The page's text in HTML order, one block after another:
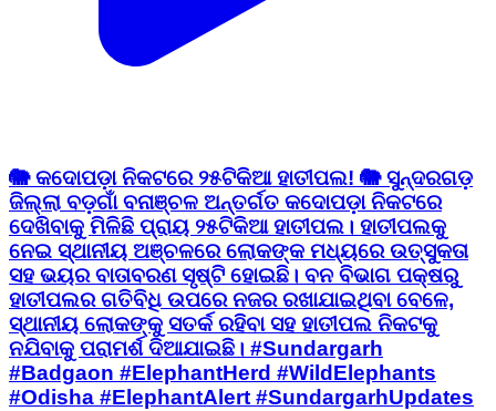
🐘 କଦୋପଡ଼ା ନିକଟରେ ୨୫ଟିକିଆ ହାତୀପଲ! 🐘 ସୁନ୍ଦରଗଡ଼
ଜିଲ୍ଲା ବଡ଼ଗାଁ ବନାଞ୍ଚଳ ଅନ୍ତର୍ଗତ କଦୋପଡ଼ା ନିକଟରେ
ଦେଖିବାକୁ ମିଳିଛି ପ୍ରାୟ ୨୫ଟିକିଆ ହାତୀପଲ। ହାତୀପଲକୁ
ନେଇ ସ୍ଥାନୀୟ ଅଞ୍ଚଳରେ ଲୋକଙ୍କ ମଧ୍ୟରେ ଉତ୍ସୁକତା
ସହ ଭୟର ବାତାବରଣ ସୃଷ୍ଟି ହୋଇଛି। ବନ ବିଭାଗ ପକ୍ଷରୁ
ହାତୀପଲର ଗତିବିଧି ଉପରେ ନଜର ରଖାଯାଇଥିବା ବେଳେ,
ସ୍ଥାନୀୟ ଲୋକଙ୍କୁ ସତର୍କ ରହିବା ସହ ହାତୀପଲ ନିକଟକୁ
ନଯିବାକୁ ପରାମର୍ଶ ଦିଆଯାଇଛି। #Sundargarh
#Badgaon #ElephantHerd #WildElephants
#Odisha #ElephantAlert #SundargarhUpdates